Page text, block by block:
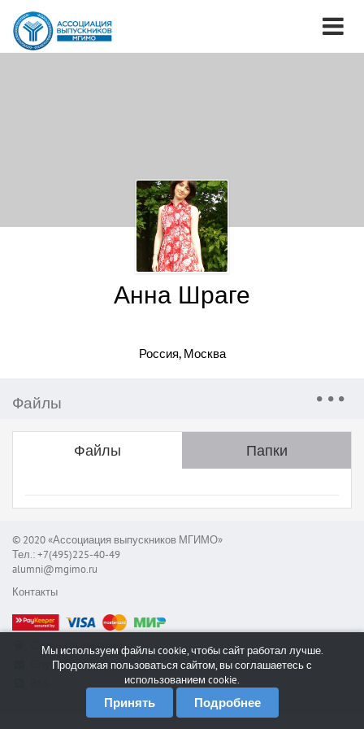
Анна Шраге
Россия, Москва
Файлы
Файлы Папки
© 2020 «Ассоциация выпускников МГИМО»
Тел.: +7(495)225-40-49
alumni@mgimo.ru
Контакты
Сообщить об ошибке
Служба поддержки
Мы используем файлы cookie, чтобы сайт работал лучше.
Продолжая пользоваться сайтом, вы соглашаетесь с
использованием cookie.
Принять Подробнее